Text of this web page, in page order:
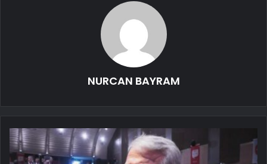
NURCAN BAYRAM